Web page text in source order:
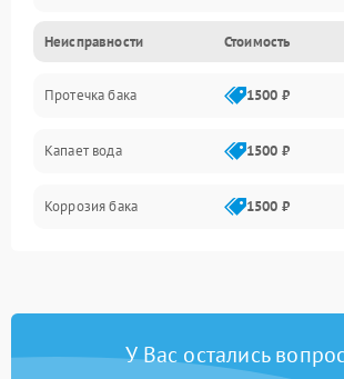
Датчики
Механика
Неисправности Стоимость
Протечка бака 1500 ₽
Капает вода 1500 ₽
Коррозия бака 1500 ₽
У Вас остались